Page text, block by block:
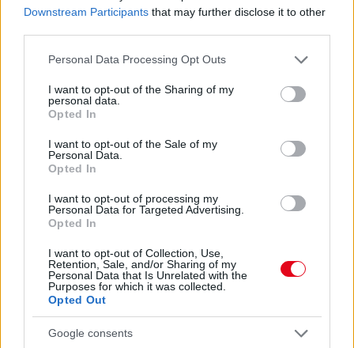
Downstream Participants that may further disclose it to other
Please note that this website/app uses one or more Google
not limited to your visit or usage behaviour. You may click to
grant or deny consent to Google and its third-party tags to
use your data for below specified purposes in below Google
consent section.
Personal Data Processing Opt Outs
I want to opt-out of the Sharing of my
personal data.
Opted In
I want to opt-out of the Sale of my
Personal Data.
Opted In
I want to opt-out of processing my
Personal Data for Targeted Advertising.
Opted In
I want to opt-out of Collection, Use,
Retention, Sale, and/or Sharing of my
Personal Data that Is Unrelated with the
Purposes for which it was collected.
Opted Out
Google consents
08. 01.
EGYRE TÖBB FIATALNÁL JELENTKEZIK EZ A
VITAMINHIÁNY – ILYEN JELEKRE FIGYELJ
Erre figyelj!
07. 31.
NEM A CITROMSAV, AZ ECET VAGY A
SZÓDABIKARBÓNA A LEGERŐSEBB: EZT HASZNÁLJÁK A
SZÁLLODÁKBAN A VÍZKŐ ELLEN
Ez a szer tényleg eltünteti a vízkövet
07. 31.
HAGYD A SÓT: EGY CSIPET EBBŐL A FŐZŐVÍZBE,
ÉS SOKKAL FINOMABB LESZ A FŐTT KRUMPLI
Titkos hozzávaló
24 ÓRA TOVÁBBI HÍREI
24 óra